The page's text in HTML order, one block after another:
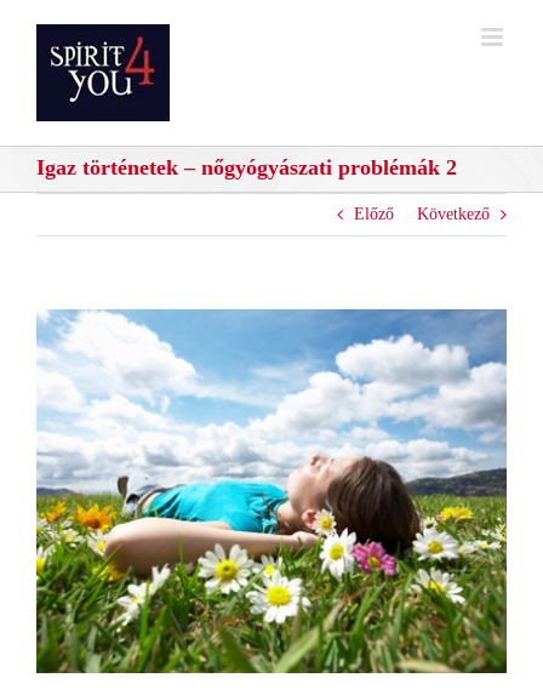
Igaz történetek – nőgyógyászati problémák 2
Előző Következő
View
Larger
Image